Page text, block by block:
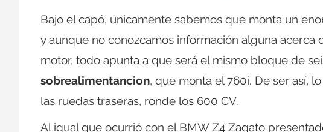
Bajo el capó, únicamente sabemos que monta un
y aunque no conozcamos información alguna acerca
motor, todo apunta a que será el mismo bloque de
sobrealimentancion, que monta el 760i. De ser así,
las ruedas traseras, ronde los 600 CV.
Al igual que ocurrió con el BMW Z4 Zagato